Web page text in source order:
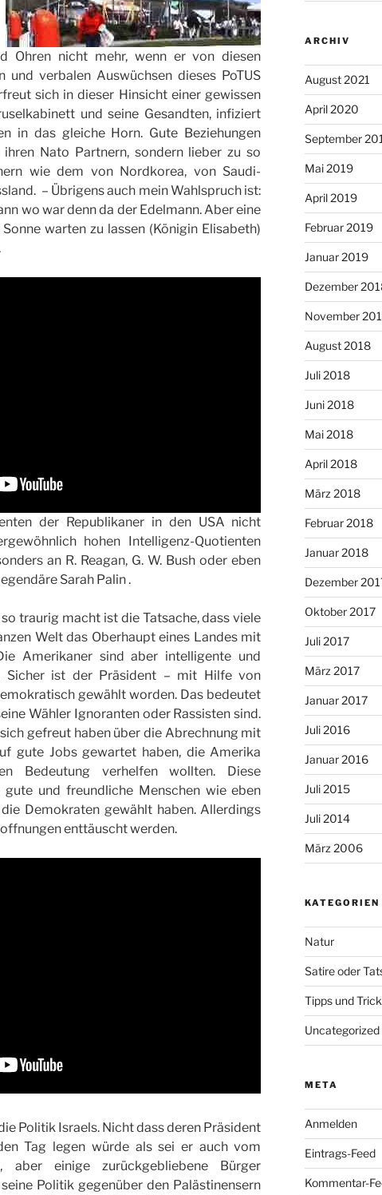
Ohren nicht mehr, wenn er von diesen
und verbalen Auswüchsen dieses PoTUS
sich in dieser Hinsicht einer gewissen
und seine Gesandten, infiziert
in das gleiche Horn. Gute Beziehungen
Nato Partnern, sondern lieber zu so
wie dem von Nordkorea, von Saudi-
– Übrigens auch mein Wahlspruch ist:
wo war denn da der Edelmann. Aber eine
warten zu lassen (Königin Elisabeth)
der Republikaner in den USA nicht
hohen Intelligenz-Quotienten
an R. Reagan, G. W. Bush oder eben
Sarah Palin .
traurig macht ist die Tatsache, dass viele
Welt das Oberhaupt eines Landes mit
Amerikaner sind aber intelligente und
Sicher ist der Präsident – mit Hilfe von
gewählt worden. Das bedeutet
Wähler Ignoranten oder Rassisten sind.
gefreut haben über die Abrechnung mit
gute Jobs gewartet haben, die Amerika
Bedeutung verhelfen wollten. Diese
gute und freundliche Menschen wie eben
Demokraten gewählt haben. Allerdings
enttäuscht werden.
Politik Israels. Nicht dass deren Präsident
Tag legen würde als sei er auch vom
aber einige zurückgebliebene Bürger
Politik gegenüber den Palästinensern
ARCHIV
August 2021
April 2020
September
Mai 2019
April 2019
Februar 2019
Januar 2019
Dezember
November
August 2018
Juli 2018
Juni 2018
Mai 2018
April 2018
März 2018
Februar 2018
Januar 2018
Dezember
Oktober 2017
Juli 2017
März 2017
Januar 2017
Juli 2016
Januar 2016
Juli 2015
Juli 2014
März 2006
KATEGORIEN
Natur
Satire oder
Tipps und
Uncategorized
META
Anmelden
Eintrags-Feed
Kommentar-